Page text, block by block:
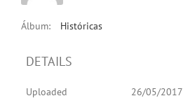
Álbum: Históricas
DETAILS
Uploaded 26/05/2017